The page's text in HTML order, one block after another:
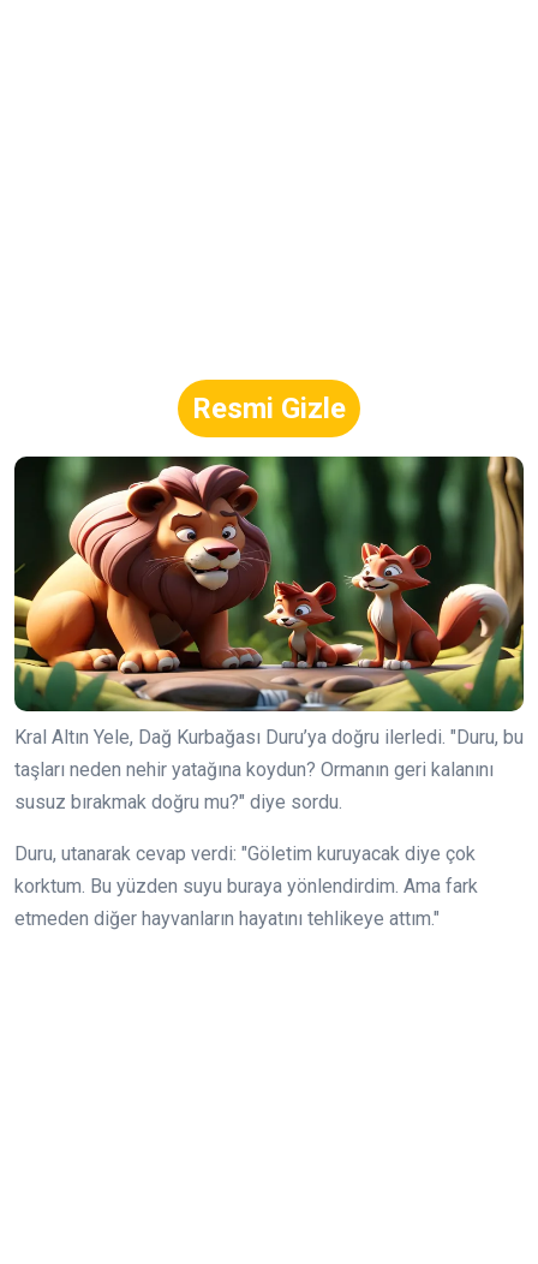
Resmi Gizle
Kral Altın Yele, Dağ Kurbağası Duru’ya doğru ilerledi. "Duru, bu
taşları neden nehir yatağına koydun? Ormanın geri kalanını
susuz bırakmak doğru mu?" diye sordu.
Duru, utanarak cevap verdi: "Göletim kuruyacak diye çok
korktum. Bu yüzden suyu buraya yönlendirdim. Ama fark
etmeden diğer hayvanların hayatını tehlikeye attım."